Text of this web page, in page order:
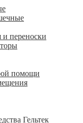
и переноски
помощи
Гельтек